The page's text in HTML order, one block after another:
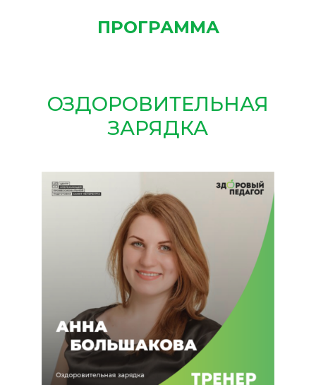
ПРОГРАММА
ОЗДОРОВИТЕЛЬНАЯ
ЗАРЯДКА